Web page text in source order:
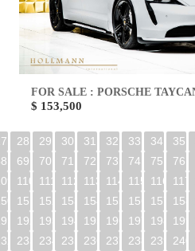
FOR SALE : PORSCHE
$ 153,500
28 29 30 31 32 33 34 35
69 70 71 72 73 74 75 76
110 111 112 113 114 115 116 117
151 152 153 154 155 156 157 158
192 193 194 195 196 197 198 199
233 234 235 236 237 238 239 240